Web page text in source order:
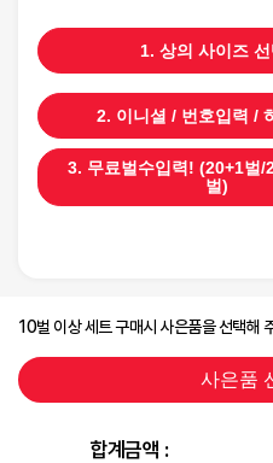
1. 상의 사이즈
2. 이니셜 / 번호입력 /
3. 무료벌수입력! (20+1벌/
벌)
10벌 이상 세트 구매시 사은품을 선택해
사은품
합계금액 :